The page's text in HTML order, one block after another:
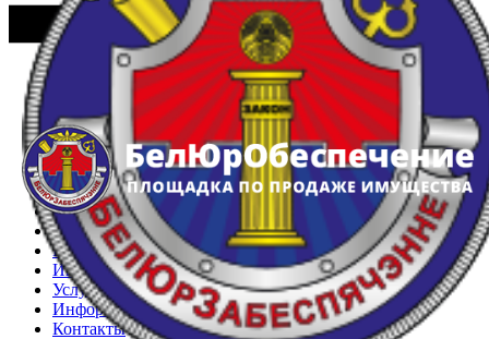
Главная
Арестованное имущество
Реестр несостоявшихся торгов
Реестр переоценок
Частное имущество
Государственное имущество
Интернет-магазин
Интернет-витрина
Услуги
Информация
Контакты